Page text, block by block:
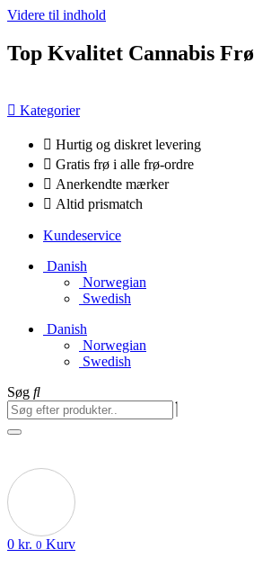
Videre til indhold
Top Kvalitet Cannabis Frø
Kategorier
Hurtig og diskret levering
Gratis frø i alle frø-ordre
Anerkendte mærker
Altid prismatch
Kundeservice
Danish
Norwegian
Swedish
Danish
Norwegian
Swedish
Søg
0 kr. 0 Kurv